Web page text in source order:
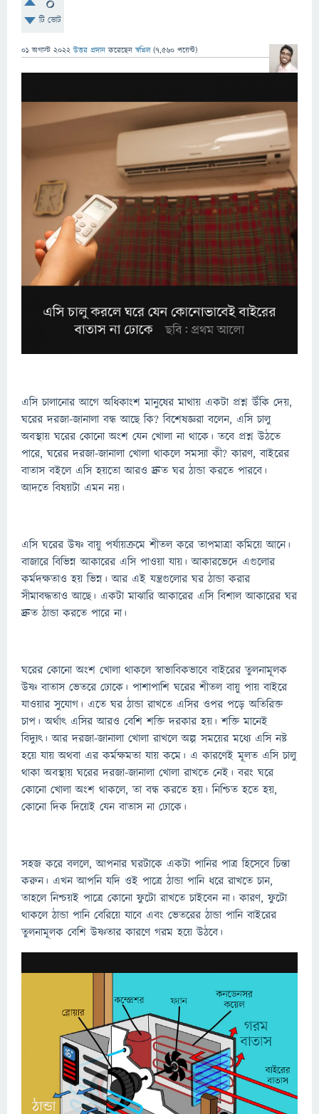
টি ভোট
01 অগাস্ট 2022 উত্তর প্রদান করেছেনস্বপ্নিল (7,560 পয়েন্ট)
এসি চালানোর আগে অধিকাংশ মানুষের মাথায় একটা প্রশ্ন উঁকি দেয়,
ঘরের দরজা-জানালা বন্ধ আছে কি? বিশেষজ্ঞরা বলেন, এসি চালু
অবস্থায় ঘরের কোনো অংশ যেন খোলা না থাকে। তবে প্রশ্ন উঠতে
পারে, ঘরের দরজা-জানালা খোলা থাকলে সমস্যা কী? কারণ, বাইরের
বাতাস বইলে এসি হয়তো আরও দ্রুত ঘর ঠান্ডা করতে পারবে।
আদতে বিষয়টা এমন নয়।
এসি ঘরের উষ্ণ বায়ু পর্যায়ক্রমে শীতল করে তাপমাত্রা কমিয়ে আনে।
বাজারে বিভিন্ন আকারের এসি পাওয়া যায়। আকারভেদে এগুলোর
কর্মদক্ষতাও হয় ভিন্ন। আর এই যন্ত্রগুলোর ঘর ঠান্ডা করার
সীমাবদ্ধতাও আছে। একটা মাঝারি আকারের এসি বিশাল আকারের ঘর
দ্রুত ঠান্ডা করতে পারে না।
ঘরের কোনো অংশ খোলা থাকলে স্বাভাবিকভাবে বাইরের তুলনামূলক
উষ্ণ বাতাস ভেতরে ঢোকে। পাশাপাশি ঘরের শীতল বায়ু পায় বাইরে
যাওয়ার সুযোগ। এতে ঘর ঠান্ডা রাখতে এসির ওপর পড়ে অতিরিক্ত
চাপ। অর্থাৎ এসির আরও বেশি শক্তি দরকার হয়। শক্তি মানেই
বিদ্যুৎ। আর দরজা-জানালা খোলা রাখলে অল্প সময়ের মধ্যে এসি নষ্ট
হয়ে যায় অথবা এর কর্মক্ষমতা যায় কমে। এ কারণেই মূলত এসি চালু
থাকা অবস্থায় ঘরের দরজা-জানালা খোলা রাখতে নেই। বরং ঘরে
কোনো খোলা অংশ থাকলে, তা বন্ধ করতে হয়। নিশ্চিত হতে হয়,
কোনো দিক দিয়েই যেন বাতাস না ঢোকে।
সহজ করে বললে, আপনার ঘরটাকে একটা পানির পাত্র হিসেবে চিন্তা
করুন। এখন আপনি যদি ওই পাত্রে ঠান্ডা পানি ধরে রাখতে চান,
তাহলে নিশ্চয়ই পাত্রে কোনো ফুটো রাখতে চাইবেন না। কারণ, ফুটো
থাকলে ঠান্ডা পানি বেরিয়ে যাবে এবং ভেতরের ঠান্ডা পানি বাইরের
তুলনামূলক বেশি উষ্ণতার কারণে গরম হয়ে উঠবে।